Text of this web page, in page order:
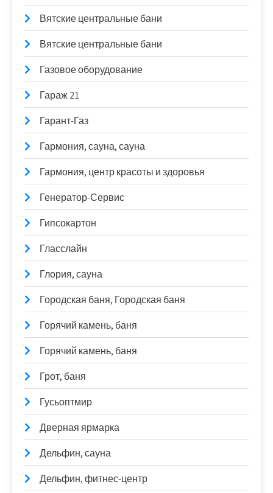
Вятские центральные бани
Вятские центральные бани
Газовое оборудование
Гараж 21
Гарант-Газ
Гармония, сауна, сауна
Гармония, центр красоты и здоровья
Генератор-Сервис
Гипсокартон
Гласслайн
Глория, сауна
Городская баня, Городская баня
Горячий камень, баня
Горячий камень, баня
Грот, баня
Гусьоптмир
Дверная ярмарка
Дельфин, сауна
Дельфин, фитнес-центр